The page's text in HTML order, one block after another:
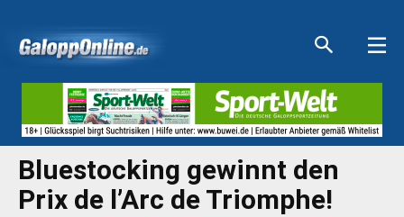
Bluestocking gewinnt den
Prix de l’Arc de Triomphe!